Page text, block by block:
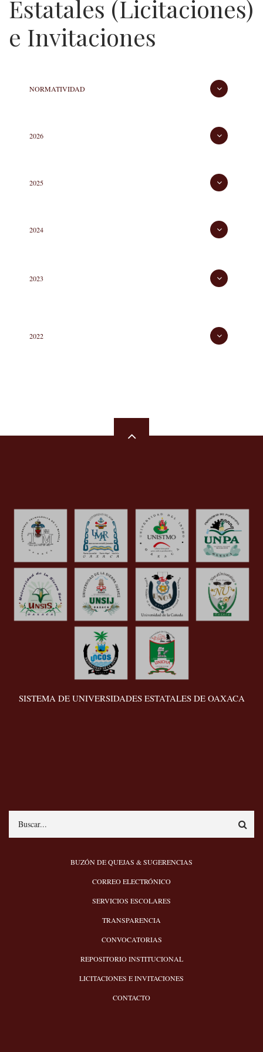
Estatales (Licitaciones)
e Invitaciones
Difusión
Procedimientos
(Licitaciones)
Invitaciones
NORMATIVIDAD
2026
2025
2024
2023
2022
SISTEMA DE UNIVERSIDADES ESTATALES DE OAXACA
BUZÓN DE QUEJAS & SUGERENCIAS
CORREO ELECTRÓNICO
SERVICIOS ESCOLARES
TRANSPARENCIA
CONVOCATORIAS
REPOSITORIO INSTITUCIONAL
LICITACIONES E INVITACIONES
CONTACTO